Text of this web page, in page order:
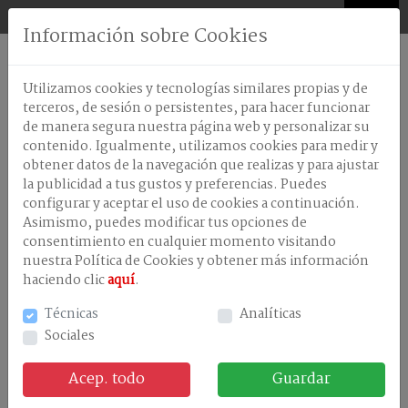
ANTISEPTICOS-
DESINFECTANTES
CELULOSA
DISPENSADORES
LAVANDERÃA
LAVAVAJILLA
MAQUINA
LAVAVAJILLAS
MANUAL
LIMPIEZA
GENERAL
TRATAMIENTOS
Nuestros productos
Información sobre Cookies
Utilizamos cookies y tecnologías similares propias y de
terceros, de sesión o persistentes, para hacer funcionar
de manera segura nuestra página web y personalizar su
contenido. Igualmente, utilizamos cookies para medir y
obtener datos de la navegación que realizas y para ajustar
la publicidad a tus gustos y preferencias. Puedes
configurar y aceptar el uso de cookies a continuación.
Asimismo, puedes modificar tus opciones de
consentimiento en cualquier momento visitando
nuestra Política de Cookies y obtener más información
haciendo clicaquí.
Técnicas
Analíticas
Sociales
Acep. todo Guardar